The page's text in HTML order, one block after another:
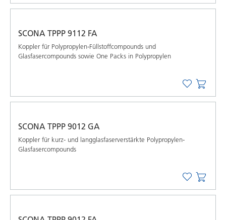
SCONA TPPP 9112 FA
Koppler für Polypropylen-Füllstoffcompounds und
Glasfasercompounds sowie One Packs in Polypropylen
SCONA TPPP 9012 GA
Koppler für kurz- und langglasfaserverstärkte Polypropylen-
Glasfasercompounds